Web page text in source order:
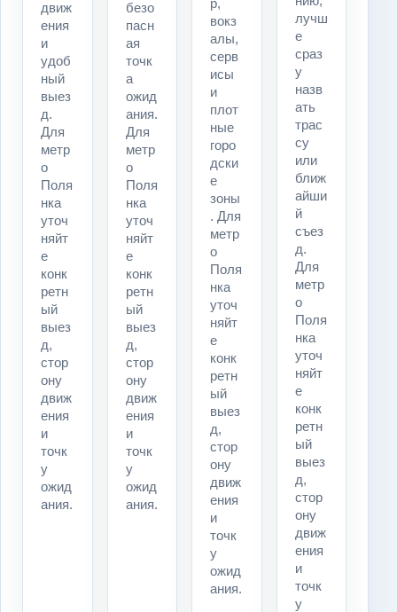
движ
ения
и
удоб
ный
выез
д.
Для
метр
о
Поля
нка
уточ
няйт
е
конк
ретн
ый
выез
д,
стор
ону
движ
ения
и
точк
у
ожид
ания.
безо
пасн
ая
точк
а
ожид
ания.
Для
метр
о
Поля
нка
уточ
няйт
е
конк
ретн
ый
выез
д,
стор
ону
движ
ения
и
точк
у
ожид
ания.
р,
вокз
алы,
серв
исы
и
плот
ные
горо
дски
е
зоны
. Для
метр
о
Поля
нка
уточ
няйт
е
конк
ретн
ый
выез
д,
стор
ону
движ
ения
и
точк
у
ожид
ания.
лучш
е
сраз
у
назв
ать
трас
су
или
ближ
айши
й
съез
д.
Для
метр
о
Поля
нка
уточ
няйт
е
конк
ретн
ый
выез
д,
стор
ону
движ
ения
и
точк
у